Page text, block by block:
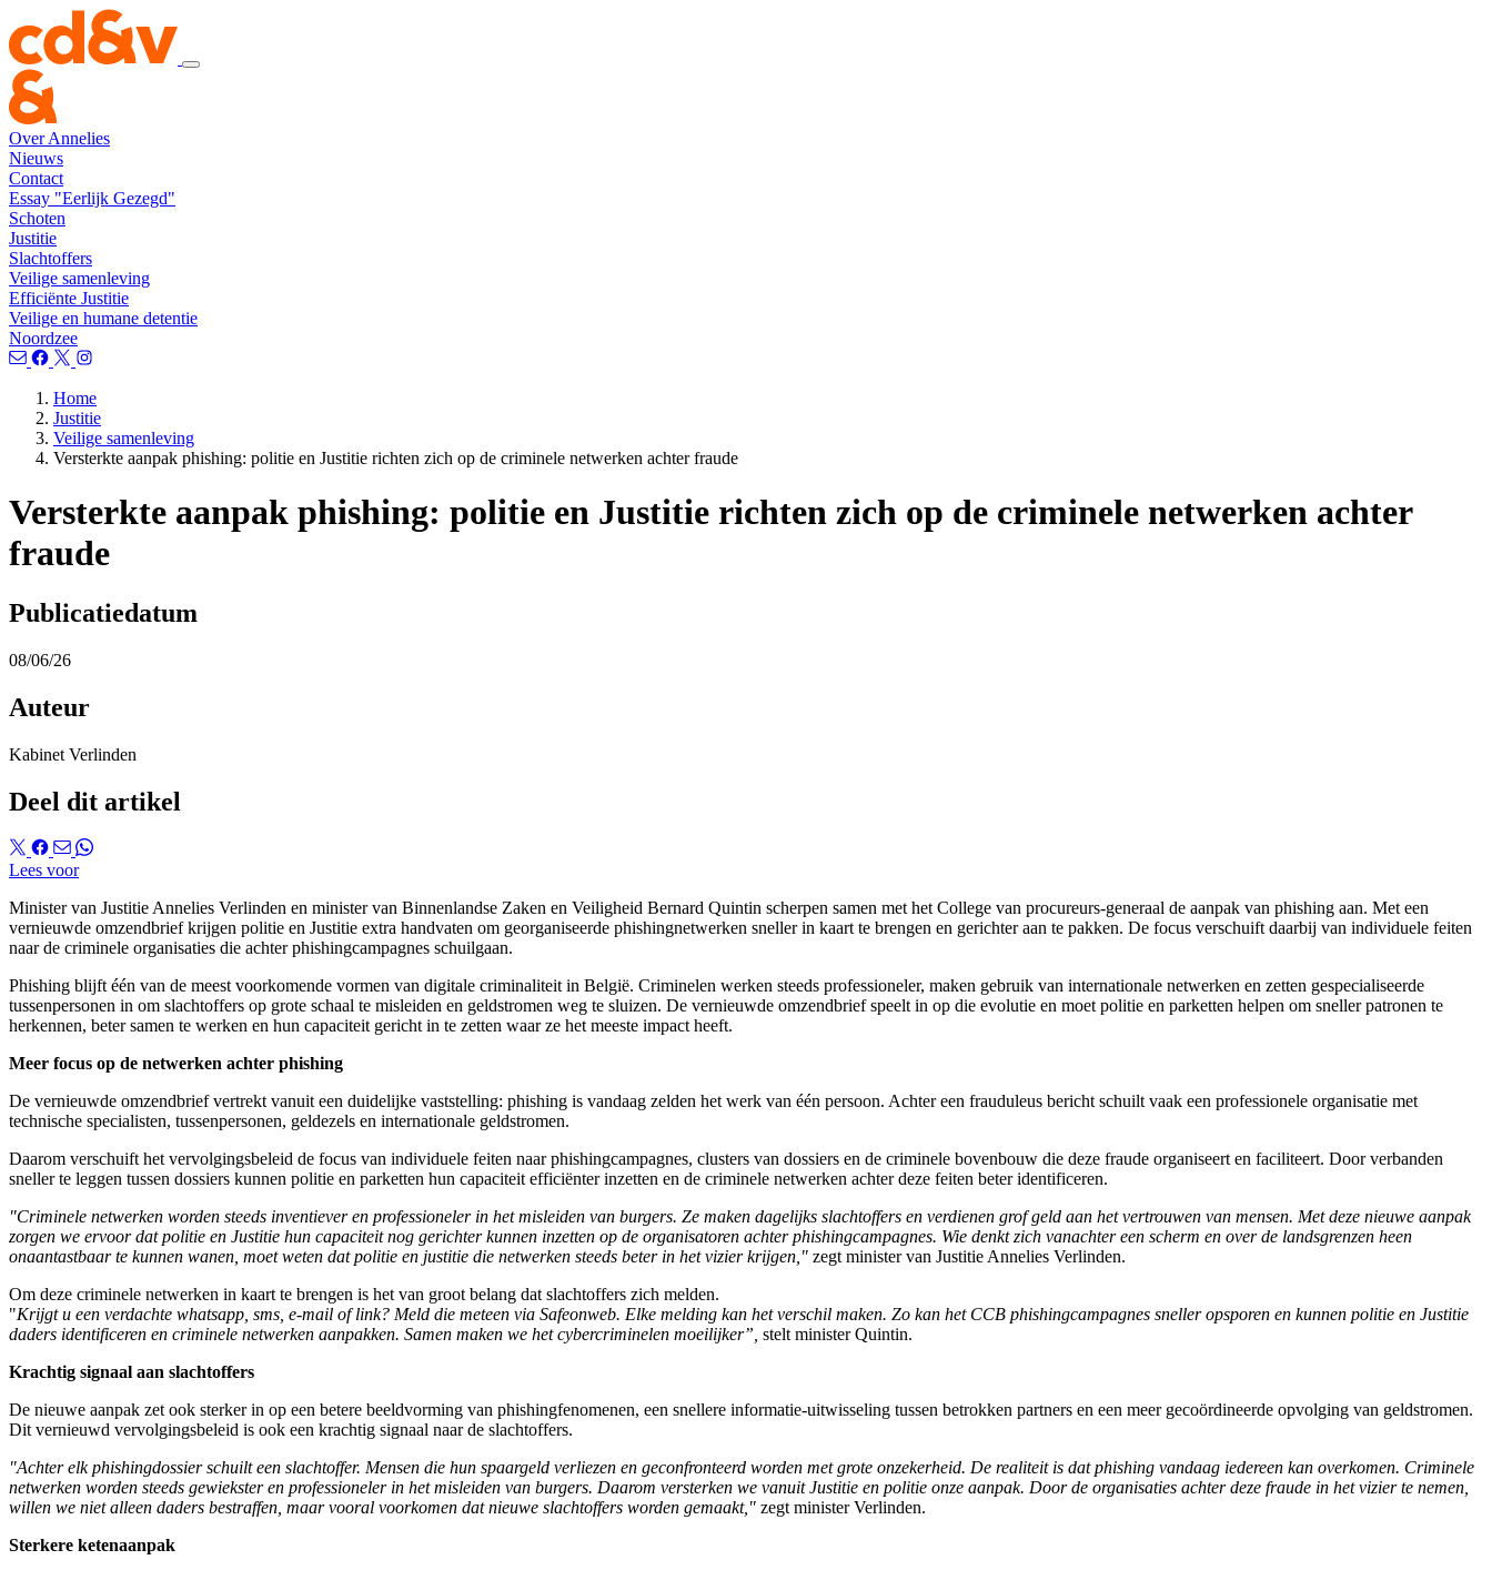
Over Annelies
Nieuws
Contact
Essay "Eerlijk Gezegd"
Schoten
Justitie
Slachtoffers
Veilige samenleving
Efficiënte Justitie
Veilige en humane detentie
Noordzee
Home
Justitie
Veilige samenleving
Versterkte aanpak phishing: politie en Justitie richten zich op de criminele netwerken achter fraude
Versterkte aanpak phishing: politie en Justitie richten zich op de criminele netwerken achter
fraude
Publicatiedatum
08/06/26
Auteur
Kabinet Verlinden
Deel dit artikel
Lees voor
Minister van Justitie Annelies Verlinden en minister van Binnenlandse Zaken en Veiligheid Bernard Quintin scherpen samen met het College van procureurs-generaal de aanpak van phishing aan. Met een
vernieuwde omzendbrief krijgen politie en Justitie extra handvaten om georganiseerde phishingnetwerken sneller in kaart te brengen en gerichter aan te pakken. De focus verschuift daarbij van individuele feiten
naar de criminele organisaties die achter phishingcampagnes schuilgaan.
Phishing blijft één van de meest voorkomende vormen van digitale criminaliteit in België. Criminelen werken steeds professioneler, maken gebruik van internationale netwerken en zetten gespecialiseerde
tussenpersonen in om slachtoffers op grote schaal te misleiden en geldstromen weg te sluizen. De vernieuwde omzendbrief speelt in op die evolutie en moet politie en parketten helpen om sneller patronen te
herkennen, beter samen te werken en hun capaciteit gericht in te zetten waar ze het meeste impact heeft.
Meer focus op de netwerken achter phishing
De vernieuwde omzendbrief vertrekt vanuit een duidelijke vaststelling: phishing is vandaag zelden het werk van één persoon. Achter een frauduleus bericht schuilt vaak een professionele organisatie met
technische specialisten, tussenpersonen, geldezels en internationale geldstromen.
Daarom verschuift het vervolgingsbeleid de focus van individuele feiten naar phishingcampagnes, clusters van dossiers en de criminele bovenbouw die deze fraude organiseert en faciliteert. Door verbanden
sneller te leggen tussen dossiers kunnen politie en parketten hun capaciteit efficiënter inzetten en de criminele netwerken achter deze feiten beter identificeren.
"Criminele netwerken worden steeds inventiever en professioneler in het misleiden van burgers. Ze maken dagelijks slachtoffers en verdienen grof geld aan het vertrouwen van mensen. Met deze nieuwe aanpak
zorgen we ervoor dat politie en Justitie hun capaciteit nog gerichter kunnen inzetten op de organisatoren achter phishingcampagnes. Wie denkt zich vanachter een scherm en over de landsgrenzen heen
onaantastbaar te kunnen wanen, moet weten dat politie en justitie die netwerken steeds beter in het vizier krijgen," zegt minister van Justitie Annelies Verlinden.
Om deze criminele netwerken in kaart te brengen is het van groot belang dat slachtoffers zich melden.
"Krijgt u een verdachte whatsapp, sms, e-mail of link? Meld die meteen via Safeonweb. Elke melding kan het verschil maken. Zo kan het CCB phishingcampagnes sneller opsporen en kunnen politie en Justitie
daders identificeren en criminele netwerken aanpakken. Samen maken we het cybercriminelen moeilijker”, stelt minister Quintin.
Krachtig signaal aan slachtoffers
De nieuwe aanpak zet ook sterker in op een betere beeldvorming van phishingfenomenen, een snellere informatie-uitwisseling tussen betrokken partners en een meer gecoördineerde opvolging van geldstromen.
Dit vernieuwd vervolgingsbeleid is ook een krachtig signaal naar de slachtoffers.
"Achter elk phishingdossier schuilt een slachtoffer. Mensen die hun spaargeld verliezen en geconfronteerd worden met grote onzekerheid. De realiteit is dat phishing vandaag iedereen kan overkomen. Criminele
netwerken worden steeds gewiekster en professioneler in het misleiden van burgers. Daarom versterken we vanuit Justitie en politie onze aanpak. Door de organisaties achter deze fraude in het vizier te nemen,
willen we niet alleen daders bestraffen, maar vooral voorkomen dat nieuwe slachtoffers worden gemaakt," zegt minister Verlinden.
Sterkere ketenaanpak